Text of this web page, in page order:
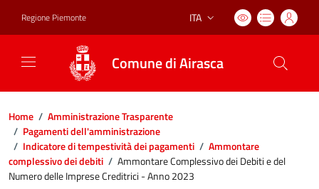
Regione Piemonte Lingua attiva:
ITA
Comune di Airasca
Home / Amministrazione Trasparente
/ Pagamenti dell'amministrazione
/ Indicatore di tempestività dei pagamenti / Ammontare
complessivo dei debiti / Ammontare Complessivo dei Debiti e del
Numero delle Imprese Creditrici - Anno 2023